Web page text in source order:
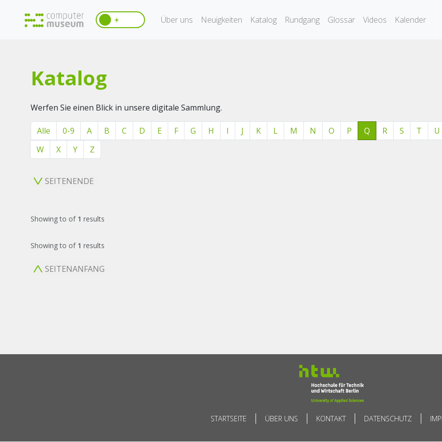
☀️ Über uns Neuigkeiten Katalog Rundgang Glossar Videos Kalender
Katalog
Werfen Sie einen Blick in unsere digitale Sammlung.
Alle 0-9 A B C D E F G H I J K L M N O P Q R S T U
W
X Y Z
SEITENENDE
Showingto of 1 results
Showingto of 1 results
SEITENANFANG
STARTSEITE ÜBER UNS KONTAKT DATENSCHUTZ